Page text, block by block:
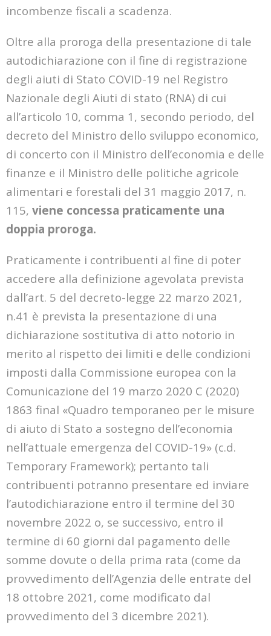
incombenze fiscali a scadenza.
Oltre alla proroga della presentazione di tale
autodichiarazione con il fine di registrazione
degli aiuti di Stato COVID-19 nel Registro
Nazionale degli Aiuti di stato (RNA) di cui
all’articolo 10, comma 1, secondo periodo, del
decreto del Ministro dello sviluppo economico,
di concerto con il Ministro dell’economia e delle
finanze e il Ministro delle politiche agricole
alimentari e forestali del 31 maggio 2017, n.
115, viene concessa praticamente una
doppia proroga.
Praticamente i contribuenti al fine di poter
accedere alla definizione agevolata prevista
dall’art. 5 del decreto-legge 22 marzo 2021,
n.41 è prevista la presentazione di una
dichiarazione sostitutiva di atto notorio in
merito al rispetto dei limiti e delle condizioni
imposti dalla Commissione europea con la
Comunicazione del 19 marzo 2020 C (2020)
1863 final «Quadro temporaneo per le misure
di aiuto di Stato a sostegno dell’economia
nell’attuale emergenza del COVID-19» (c.d.
Temporary Framework); pertanto tali
contribuenti potranno presentare ed inviare
l’autodichiarazione entro il termine del 30
novembre 2022 o, se successivo, entro il
termine di 60 giorni dal pagamento delle
somme dovute o della prima rata (come da
provvedimento dell’Agenzia delle entrate del
18 ottobre 2021, come modificato dal
provvedimento del 3 dicembre 2021).